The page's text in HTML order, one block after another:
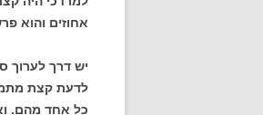
אחוזים והוא
יש דרך לערוך
לדעת קצת
כל אחד מהם.